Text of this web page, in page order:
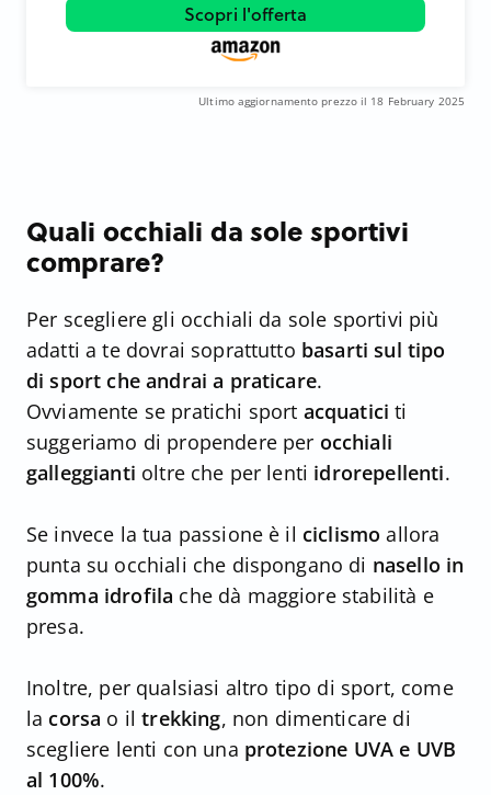
Scopri l'offerta
Ultimo aggiornamento prezzo il 18 February 2025
Quali occhiali da sole sportivi
comprare?
Per scegliere gli occhiali da sole sportivi più
adatti a te dovrai soprattutto basarti sul tipo
di sport che andrai a praticare.
Ovviamente se pratichi sport acquatici ti
suggeriamo di propendere per occhiali
galleggianti oltre che per lenti idrorepellenti.
Se invece la tua passione è il ciclismo allora
punta su occhiali che dispongano di nasello in
gomma idrofila che dà maggiore stabilità e
presa.
Inoltre, per qualsiasi altro tipo di sport, come
la corsa o iltrekking, non dimenticare di
scegliere lenti con una protezione UVA e UVB
al 100%.